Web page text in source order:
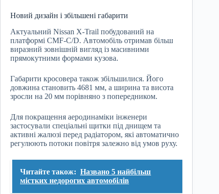
Новий дизайн і збільшені габарити
Актуальний Nissan X-Trail побудований на
платформі CMF-C/D. Автомобіль отримав більш
виразний зовнішній вигляд із масивними
прямокутними формами кузова.
Габарити кросовера також збільшилися. Його
довжина становить 4681 мм, а ширина та висота
зросли на 20 мм порівняно з попередником.
Для покращення аеродинаміки інженери
застосували спеціальні щитки під днищем та
активні жалюзі перед радіатором, які автоматично
регулюють потоки повітря залежно від умов руху.
Читайте також: Названо 5 найбільш
містких недорогих автомобілів